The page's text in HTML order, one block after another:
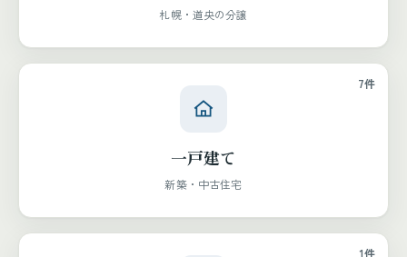
札幌・道央の分譲
7件
一戸建て
新築・中古住宅
1件